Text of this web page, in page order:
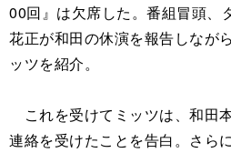
00回』は欠席した。番組冒頭、
花正が和田の休演を報告しなが
ッツを紹介。
これを受けてミッツは、和田
連絡を受けたことを告白。さら